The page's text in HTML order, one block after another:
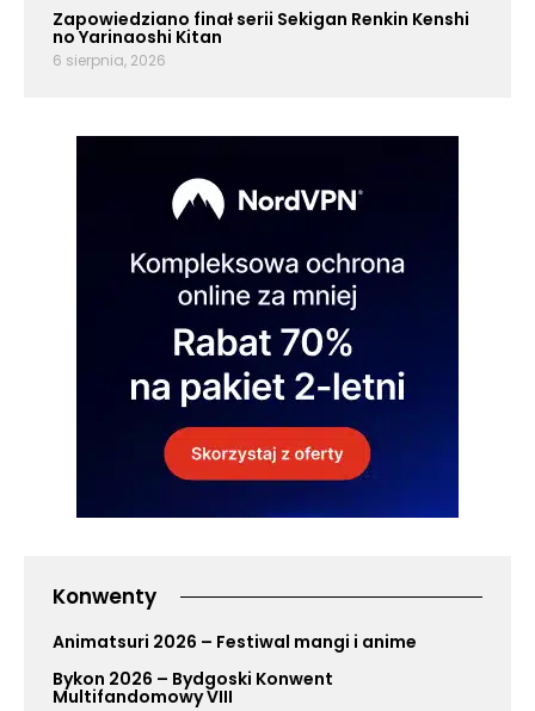
Zapowiedziano finał serii Sekigan Renkin Kenshi
no Yarinaoshi Kitan
6 sierpnia, 2026
Konwenty
Animatsuri 2026 – Festiwal mangi i anime
Bykon 2026 – Bydgoski Konwent
Multifandomowy VIII